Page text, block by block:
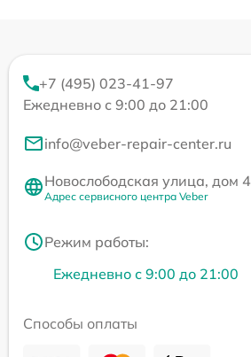
+7 (495) 023-41-97
Ежедневно с 9:00 до 21:00
info@veber-repair-center.ru
Новослободская улица, дом 4
Адрес сервисного центра Veber
Режим работы:
Ежедневно с 9:00 до 21:00
Способы оплаты